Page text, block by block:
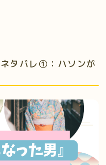
タバレ➀：ハソンが